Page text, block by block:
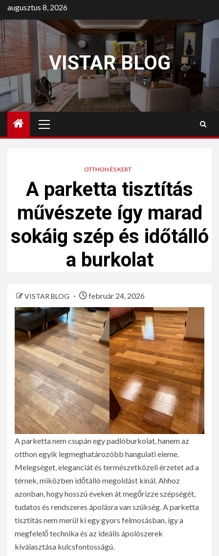
augusztus 8, 2026
VISTAR BLOG
OTTHON ÉS KERT
A parketta tisztítás
művészete így marad
sokáig szép és időtálló
a burkolat
VISTAR BLOG február 24, 2026
A parketta nem csupán egy padlóburkolat, hanem az
otthon egyik legmeghatározóbb hangulati eleme.
Melegséget, eleganciát és természetközeli érzetet ad a
térnek, miközben időtálló megoldást kínál. Ahhoz
azonban, hogy hosszú éveken át megőrizze szépségét,
tudatos és rendszeres ápolásra van szükség. A parketta
tisztítás nem merül ki egy gyors felmosásban, így a
megfelelő technika és az ideális ápolószerek
kiválasztása kulcsfontosságú.